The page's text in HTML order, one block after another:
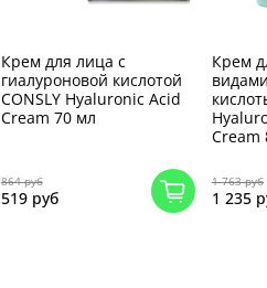
Крем для лица с
гиалуроновой кислотой
CONSLY Hyaluronic Acid
Cream 70 мл
864 руб
519 руб
Крем
Cream
1 763 руб
1 235